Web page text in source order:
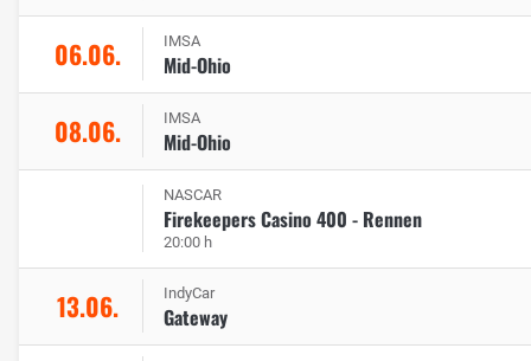
06.06. IMSA
Mid-Ohio
08.06. IMSA
Mid-Ohio
NASCAR
Firekeepers Casino 400 - Rennen
20:00 h
13.06. IndyCar
Gateway